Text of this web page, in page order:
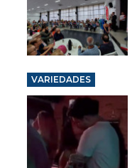
VARIEDADES